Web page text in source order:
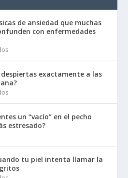
de ansiedad que muchas
con enfermedades
despiertas exactamente a las
un “vacío” en el pecho
estresado?
tu piel intenta llamar la